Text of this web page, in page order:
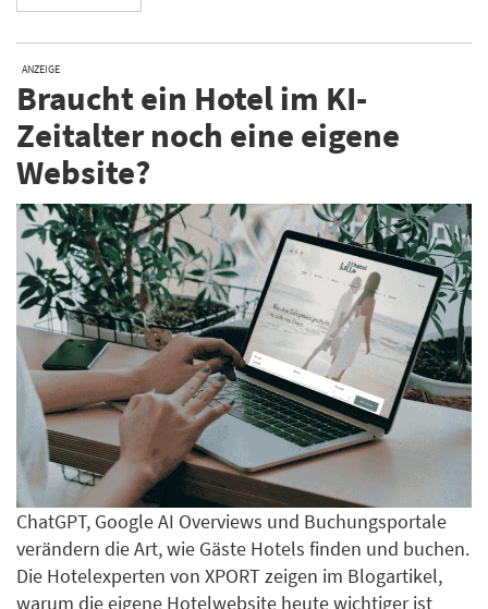
ANZEIGE
Braucht ein Hotel im KI-
Zeitalter noch eine eigene
Website?
ChatGPT, Google AI Overviews und Buchungsportale
verändern die Art, wie Gäste Hotels finden und buchen.
Die Hotelexperten von XPORT zeigen im Blogartikel,
warum die eigene Hotelwebsite heute wichtiger ist